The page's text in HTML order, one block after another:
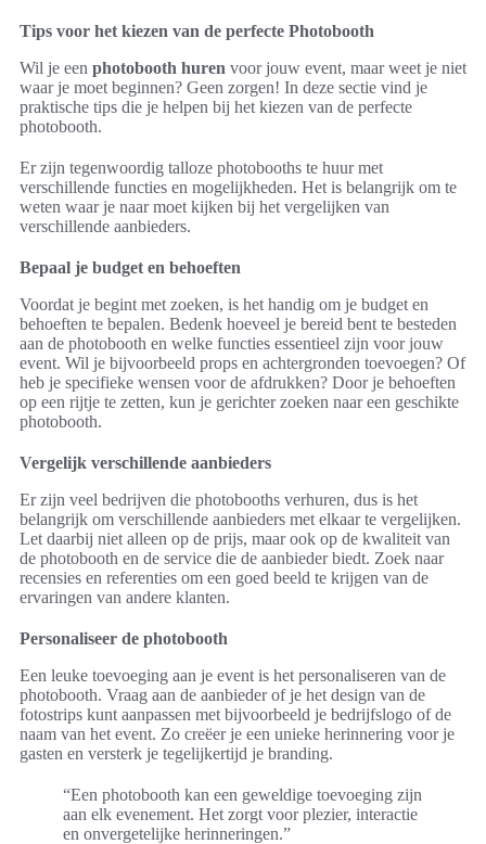
Tips voor het kiezen van de perfecte Photobooth
Wil je een photobooth huren voor jouw event, maar weet je niet
waar je moet beginnen? Geen zorgen! In deze sectie vind je
praktische tips die je helpen bij het kiezen van de perfecte
photobooth.
Er zijn tegenwoordig talloze photobooths te huur met
verschillende functies en mogelijkheden. Het is belangrijk om te
weten waar je naar moet kijken bij het vergelijken van
verschillende aanbieders.
Bepaal je budget en behoeften
Voordat je begint met zoeken, is het handig om je budget en
behoeften te bepalen. Bedenk hoeveel je bereid bent te besteden
aan de photobooth en welke functies essentieel zijn voor jouw
event. Wil je bijvoorbeeld props en achtergronden toevoegen? Of
heb je specifieke wensen voor de afdrukken? Door je behoeften
op een rijtje te zetten, kun je gerichter zoeken naar een geschikte
photobooth.
Vergelijk verschillende aanbieders
Er zijn veel bedrijven die photobooths verhuren, dus is het
belangrijk om verschillende aanbieders met elkaar te vergelijken.
Let daarbij niet alleen op de prijs, maar ook op de kwaliteit van
de photobooth en de service die de aanbieder biedt. Zoek naar
recensies en referenties om een goed beeld te krijgen van de
ervaringen van andere klanten.
Personaliseer de photobooth
Een leuke toevoeging aan je event is het personaliseren van de
photobooth. Vraag aan de aanbieder of je het design van de
fotostrips kunt aanpassen met bijvoorbeeld je bedrijfslogo of de
naam van het event. Zo creëer je een unieke herinnering voor je
gasten en versterk je tegelijkertijd je branding.
“Een photobooth kan een geweldige toevoeging zijn
aan elk evenement. Het zorgt voor plezier, interactie
en onvergetelijke herinneringen.”